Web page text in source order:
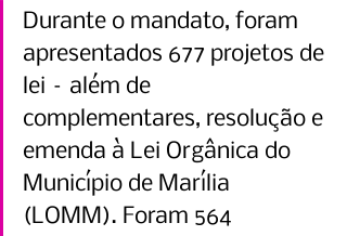
Durante o mandato, foram
apresentados 677 projetos de
lei – além de
complementares, resolução e
emenda à Lei Orgânica do
Município de Marília
(LOMM). Foram 564